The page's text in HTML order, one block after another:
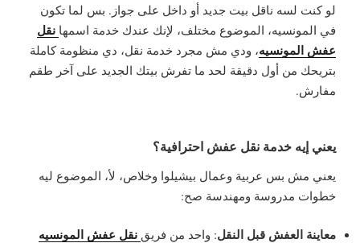
لو كنت لسه ناقل بيت جديد أو داخل على جواز. بس لما تكون
في المونسيه، الموضوع مختلف، لإنك عندك خدمة اسمها نقل
عفش المونسيه، ودي مش مجرد خدمة نقل، دي منظومة كاملة
بتريحك من أول دقيقة لحد ما تفرش بيتك الجديد على آخر طقم
مفارش.
يعني إيه خدمة نقل عفش احترافية؟
يعني مش بس عربية وعمال بيشيلوا وخلاص، لأ، الموضوع ليه
خطوات مدروسة ومهندسة صح:
معاينة العفش قبل النقل: واحد من فريق نقل عفش المونسيه